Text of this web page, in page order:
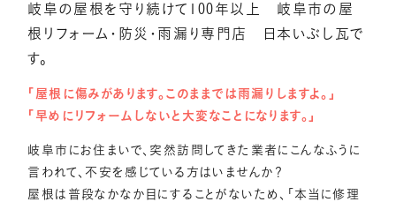
岐阜の屋根を守り続けて100年以上 岐阜市の屋
根リフォーム・防災・雨漏り専門店 日本いぶし瓦で
す。
「屋根に傷みがあります。このままでは雨漏りしますよ。」
「早めにリフォームしないと大変なことになります。」
岐阜市にお住まいで、突然訪問してきた業者にこんなふうに
言われて、不安を感じている方はいませんか？
屋根は普段なかなか目にすることがないため、「本当に修理